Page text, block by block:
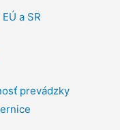
a SR
prevádzky